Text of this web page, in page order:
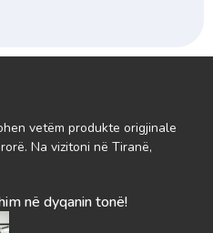
vetëm produkte origjinale
Na vizitoni në Tiranë,
në dyqanin tonë!